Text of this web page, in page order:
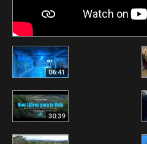
06:41
30:39